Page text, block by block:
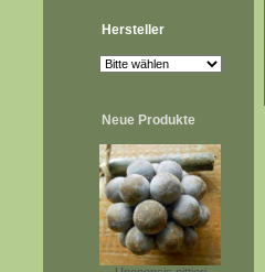
Hersteller
Neue Produkte